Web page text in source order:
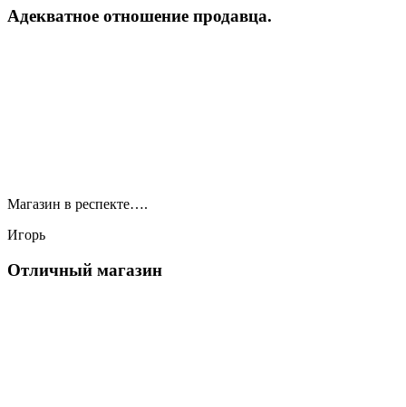
Адекватное отношение продавца.
Магазин в респекте….
Игорь
Отличный магазин